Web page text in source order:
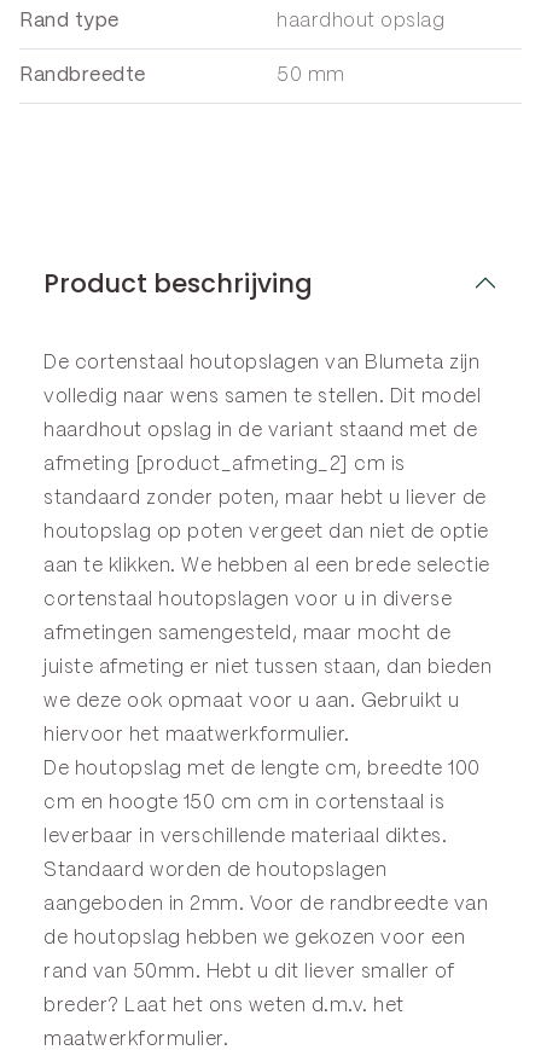
Rand type haardhout opslag
Randbreedte 50 mm
Product beschrijving
De cortenstaal houtopslagen van Blumeta zijn
volledig naar wens samen te stellen. Dit model
haardhout opslag in de variant staand met de
afmeting [product_afmeting_2] cm is
standaard zonder poten, maar hebt u liever de
houtopslag op poten vergeet dan niet de optie
aan te klikken. We hebben al een brede selectie
cortenstaal houtopslagen voor u in diverse
afmetingen samengesteld, maar mocht de
juiste afmeting er niet tussen staan, dan bieden
we deze ook opmaat voor u aan. Gebruikt u
hiervoor het maatwerkformulier.
De houtopslag met de lengte cm, breedte 100
cm en hoogte 150 cm cm in cortenstaal is
leverbaar in verschillende materiaal diktes.
Standaard worden de houtopslagen
aangeboden in 2mm. Voor de randbreedte van
de houtopslag hebben we gekozen voor een
rand van 50mm. Hebt u dit liever smaller of
breder? Laat het ons weten d.m.v. het
maatwerkformulier.